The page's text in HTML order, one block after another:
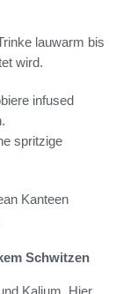
lauwarm bis
wird.
infused
spritzige
Kanteen
Schwitzen